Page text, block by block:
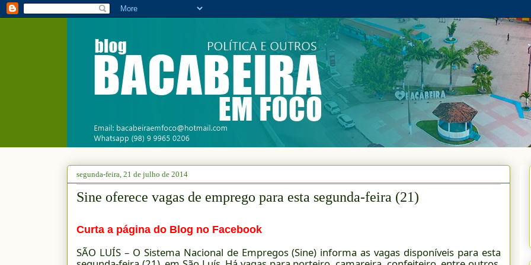
segunda-feira, 21 de julho de 2014
Sine oferece vagas de emprego para esta segunda-feira (21)
Curta a página do Blog no Facebook
SÃO LUÍS – O Sistema Nacional de Empregos (Sine) informa as vagas disponíveis para esta